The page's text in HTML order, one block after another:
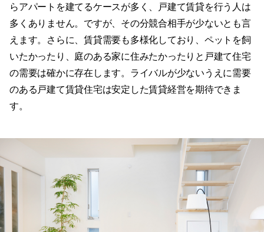
らアパートを建てるケースが多く、戸建て賃貸を行う人は
多くありません。ですが、その分競合相手が少ないとも言
えます。さらに、賃貸需要も多様化しており、ペットを飼
いたかったり、庭のある家に住みたかったりと戸建て住宅
の需要は確かに存在します。ライバルが少ないうえに需要
のある戸建て賃貸住宅は安定した賃貸経営を期待できま
す。